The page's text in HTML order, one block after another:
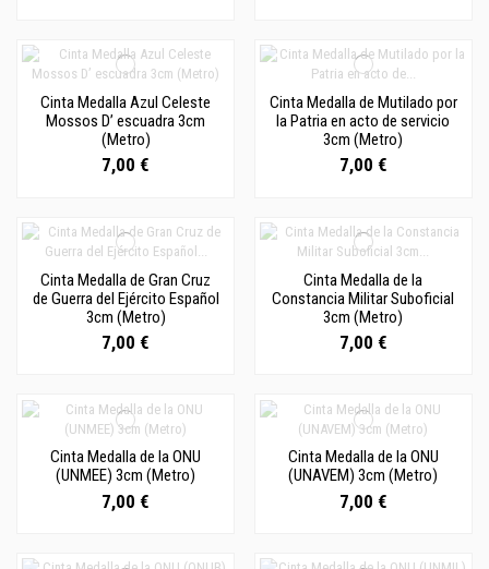
Cinta Medalla Azul Celeste
Mossos D’ escuadra 3cm
(Metro)
7,00 €
Cinta Medalla de Mutilado por
la Patria en acto de servicio
3cm (Metro)
7,00 €
Cinta Medalla de Gran Cruz
de Guerra del Ejército Español
3cm (Metro)
7,00 €
Cinta Medalla de la
Constancia Militar Suboficial
3cm (Metro)
7,00 €
Cinta Medalla de la ONU
(UNMEE) 3cm (Metro)
7,00 €
Cinta Medalla de la ONU
(UNAVEM) 3cm (Metro)
7,00 €